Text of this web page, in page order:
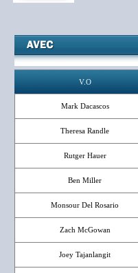
V.O
Mark Dacascos
Theresa Randle
Rutger Hauer
Ben Miller
Monsour Del Rosario
Zach McGowan
Joey Tajanlangit